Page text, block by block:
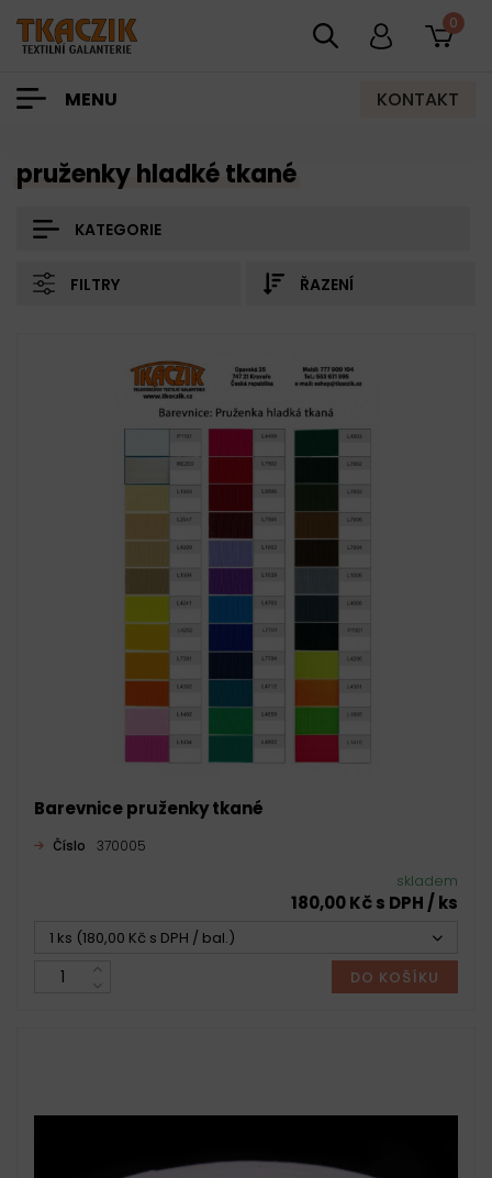
0
MENU KONTAKT
KATEGORIE
FILTRY
pruženky hladké tkané
ŘAZENÍ
Barevnice pruženky tkané
Číslo 370005
skladem
180,00 Kč s DPH / ks
1 ks (180,00 Kč s DPH / bal.)
DO KOŠÍKU